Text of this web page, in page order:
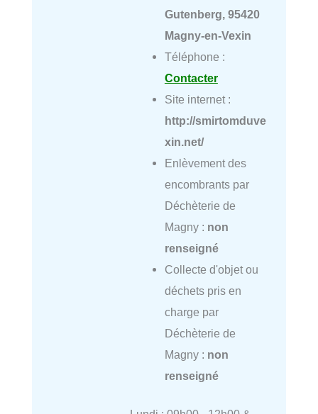
Gutenberg, 95420
Magny-en-Vexin
Téléphone :
Contacter
Site internet :
http://smirtomduve
xin.net/
Enlèvement des
encombrants par
Déchèterie de
Magny : non
renseigné
Collecte d'objet ou
déchets pris en
charge par
Déchèterie de
Magny : non
renseigné